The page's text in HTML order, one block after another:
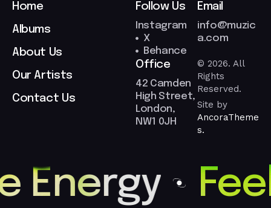
Home
Albums
About Us
Our Artists
Contact Us
Follow Us
Instagram
X
Behance
Email
info@muzic
a.com
Office
42 Camden
High Street,
London,
NW1 0JH
© 2026. All
Rights
Reserved.
Site by
AncoraTheme
s.
Energy